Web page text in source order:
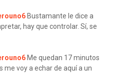
Bustamante le dice a
hay que controlar. Sí, se
Me quedan 17 minutos
me voy a echar de aquí a un